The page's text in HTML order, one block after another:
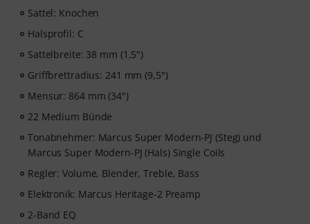
Meisterklasse und seine praktischen Übungen bekannt
ist, die jedem Bassisten weiterhelfen — vom Anfänger
bis zum Fortgeschrittenen. Entdecke strukturierte
musikalische Konzepte, die dein Bassspiel auf das
nächste Level heben werden.
den Aktivierungscode per E-Mail. Das Abonnement
endet nach Ablauf automatisch.
Sattel: Knochen
Halsprofil: C
Sattelbreite: 38 mm (1,5")
Griffbrettradius: 241 mm (9,5")
Mensur: 864 mm (34")
22 Medium Bünde
Tonabnehmer: Marcus Super Modern-PJ (Steg) und
Marcus Super Modern-PJ (Hals) Single Coils
Regler: Volume, Blender, Treble, Bass
Elektronik: Marcus Heritage-2 Preamp
2-Band EQ